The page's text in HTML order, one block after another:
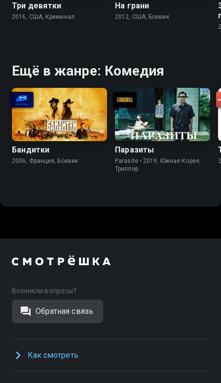
Три девятки
2016, США, Криминал
На грани
2012, США, Боевик
Ещё в жанре: Комедия
Бандитки
2006, Франция, Боевик
Паразиты
Parasite • 2019, Южная Корея,
Триллер
Возникли вопросы?
Обратная связь
Как смотреть